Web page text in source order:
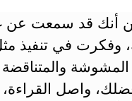
أنك قد سمعت عن
في تنفيذ مثل
المشوشة
واصل